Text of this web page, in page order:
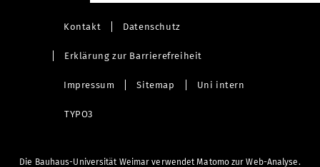
Kontakt Datenschutz
Erklärung zur Barrierefreiheit
Impressum Sitemap Uni intern
TYPO3
Die Bauhaus-Universität Weimar verwendet Matomo zur Web-Analyse.